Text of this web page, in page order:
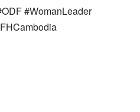
#WomanLeader